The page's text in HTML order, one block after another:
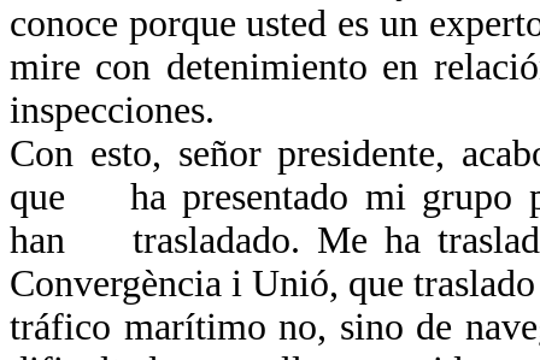
conoce porque usted es un
mire con detenimiento en
inspecciones.
Con esto, señor presidente,
que ha presentado mi grupo
han trasladado. Me ha
Convergència i Unió, que
tráfico marítimo no, sino de